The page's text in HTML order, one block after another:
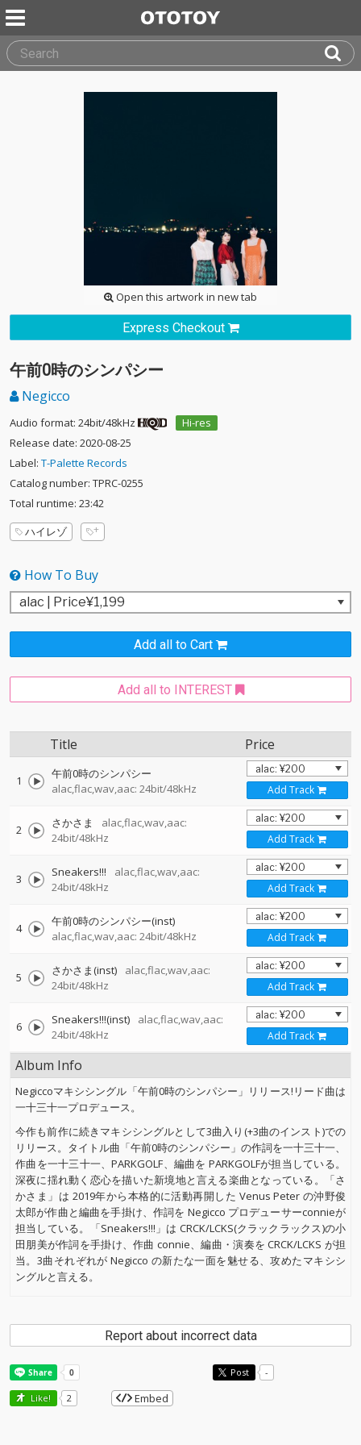
Open this artwork in new tab
Express Checkout
午前0時のシンパシー
Negicco
Audio format: 24bit/48kHz
Hi-res
Release date: 2020-08-25
Label: T-Palette Records
Catalog number: TPRC-0255
Total runtime: 23:42
ハイレゾ
How To Buy
Add all to Cart
Add all to INTEREST
Title Price
1
午前0時のシンパシー
alac,flac,wav,aac: 24bit/48kHz
Add Track
2 さかさま
alac,flac,wav,aac:
24bit/48kHz
Add Track
3 Sneakers!!!
alac,flac,wav,aac:
24bit/48kHz
Add Track
4
午前0時のシンパシー(inst)
alac,flac,wav,aac: 24bit/48kHz
Add Track
5 さかさま(inst)
alac,flac,wav,aac:
24bit/48kHz
Add Track
6 Sneakers!!!(inst)
alac,flac,wav,aac:
24bit/48kHz
Add Track
Album Info
Negiccoマキシシングル「午前0時のシンパシー」リリース!リード曲は
一十三十一プロデュース。
今作も前作に続きマキシシングルとして3曲入り(+3曲のインスト)での
リリース。タイトル曲「午前0時のシンパシー」の作詞を一十三十一、
作曲を一十三十一、PARKGOLF、編曲を PARKGOLFが担当している。
深夜に揺れ動く恋心を描いた新境地と言える楽曲となっている。「さ
かさま」は 2019年から本格的に活動再開した Venus Peter の沖野俊
太郎が作曲と編曲を手掛け、作詞を Negicco プロデューサーconnieが
担当している。「Sneakers!!!」は CRCK/LCKS(クラックラックス)の小
田朋美が作詞を手掛け、作曲 connie、編曲・演奏を CRCK/LCKS が担
当。3曲それぞれが Negicco の新たな一面を魅せる、攻めたマキシシ
ングルと言える。
Report about incorrect data
Post -
Like! 2 Embed